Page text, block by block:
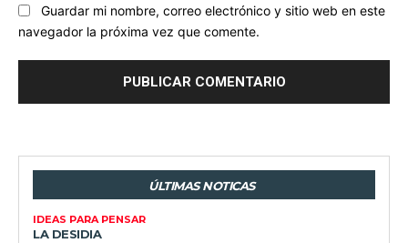
Guardar mi nombre, correo electrónico y sitio web en este
navegador la próxima vez que comente.
ÚLTIMAS NOTICAS
IDEAS PARA PENSAR
LA DESIDIA